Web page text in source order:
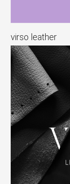
virso leather